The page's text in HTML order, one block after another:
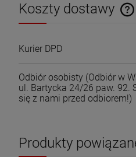
Koszty dostawy
Cena nie zawiera ewentualnych
Kurier DPD
Odbiór osobisty (Odbiór w
ul. Bartycka 24/26 paw. 92.
się z nami przed odbiorem!)
Produkty